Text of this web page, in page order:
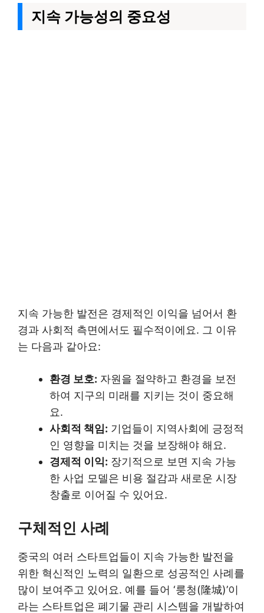
지속 가능성의 중요성
지속 가능한 발전은 경제적인 이익을 넘어서 환
경과 사회적 측면에서도 필수적이에요. 그 이유
는 다음과 같아요:
환경 보호: 자원을 절약하고 환경을 보전
하여 지구의 미래를 지키는 것이 중요해
요.
사회적 책임: 기업들이 지역사회에 긍정적
인 영향을 미치는 것을 보장해야 해요.
경제적 이익: 장기적으로 보면 지속 가능
한 사업 모델은 비용 절감과 새로운 시장
창출로 이어질 수 있어요.
구체적인 사례
중국의 여러 스타트업들이 지속 가능한 발전을
위한 혁신적인 노력의 일환으로 성공적인 사례를
많이 보여주고 있어요. 예를 들어 ‘룽청(隆城)’이
라는 스타트업은 폐기물 관리 시스템을 개발하여